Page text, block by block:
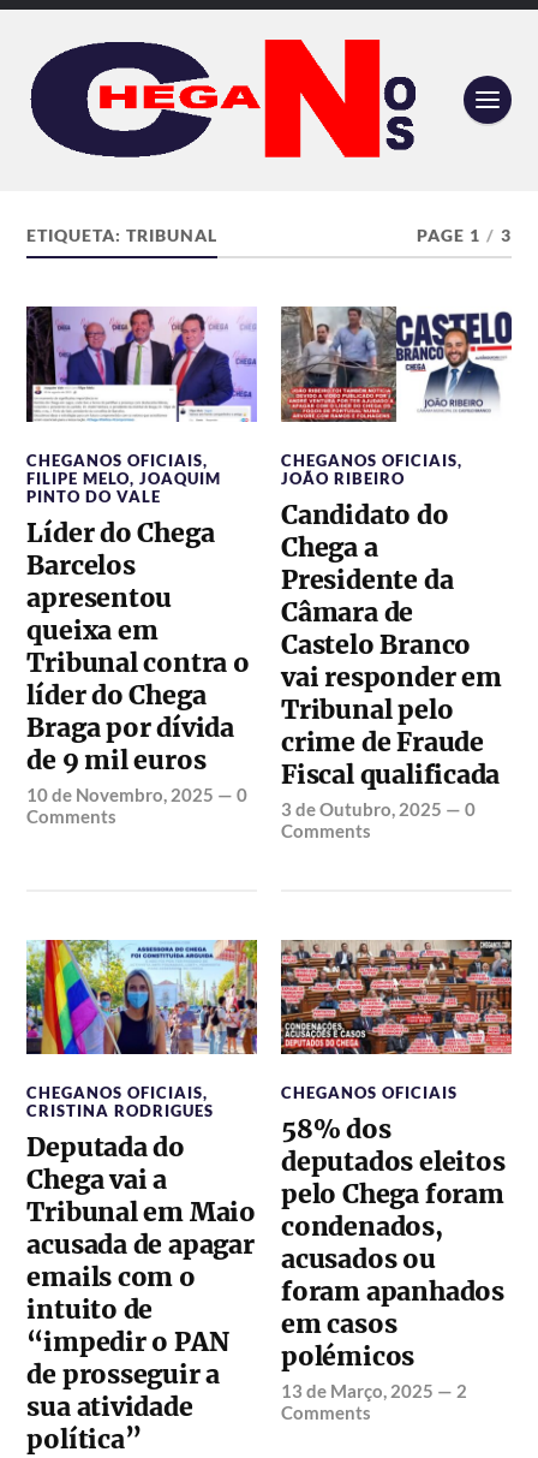
ETIQUETA:TRIBUNAL PAGE 1 / 3
CHEGANOS OFICIAIS,
FILIPE MELO,JOAQUIM
PINTO DO VALE
Líder do Chega
Barcelos
apresentou
queixa em
Tribunal contra o
líder do Chega
Braga por dívida
de 9 mil euros
10 de Novembro, 2025 —0
Comments
CHEGANOS OFICIAIS,
JOÃO RIBEIRO
Candidato do
Chega a
Presidente da
Câmara de
Castelo Branco
vai responder em
Tribunal pelo
crime de Fraude
Fiscal qualificada
3 de Outubro, 2025 —0
Comments
CHEGANOS OFICIAIS,
CRISTINA RODRIGUES
Deputada do
Chega vai a
Tribunal em Maio
acusada de apagar
emails com o
intuito de
“impedir o PAN
de prosseguir a
sua atividade
política”
CHEGANOS OFICIAIS
58% dos
deputados eleitos
pelo Chega foram
condenados,
acusados ou
foram apanhados
em casos
polémicos
13 de Março, 2025 — 2
Comments